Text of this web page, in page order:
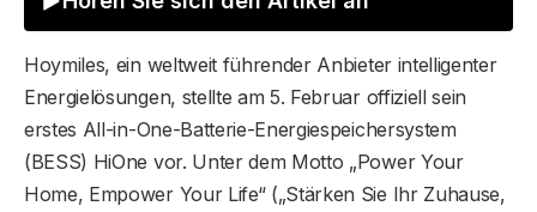
Hoymiles, ein weltweit führender Anbieter intelligenter
Energielösungen, stellte am 5. Februar offiziell sein
erstes All-in-One-Batterie-Energiespeichersystem
(BESS) HiOne vor. Unter dem Motto „Power Your
Home, Empower Your Life“ („Stärken Sie Ihr Zuhause,